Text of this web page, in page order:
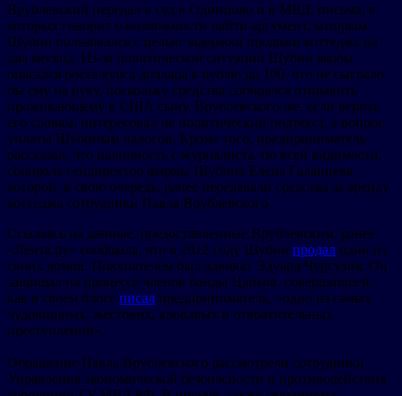
Врублевский передал в суд в Одинцово и в МВД, письма, в
которых говорит о возможности найти аргумент, которым
Шубин пользовался с целью задержки продажи коттеджа на
два месяца. Из-за политической ситуации Шубин якобы
опасался роста курса доллара к рублю до 100, что не сыграло
бы ему на руку, поскольку средства собирался отправить
проживающему в США сыну. Врублевского же, если верить
его словам, интересовал не политический подтекст, а вопрос
уплаты Шубиным налогов. Кроме того, предприниматель
рассказал, что наличность с журналиста, по всей видимости,
собирала гендиректор фирмы Шубина Елена Галанцева,
которой, в свою очередь, ранее передавали средства за аренду
коттеджа сотрудники Павла Врублевского.
Ссылаясь на данные, предоставленные Врублевским, ранее
«Лента.ру» сообщала, что в 2012 году Шубин продал один из
своих домов. Покупателем был адвокат Эдуард Чургулия. Он
защищал на процессе членов банды Цапков, совершившей,
как в своем блоге писал предприниматель, «одно из самых
чудовищных, жестоких, кровавых и отвратительных
преступлений».
Обращение Павла Врублевского рассмотрели сотрудники
Управления экономической безопасности и противодействия